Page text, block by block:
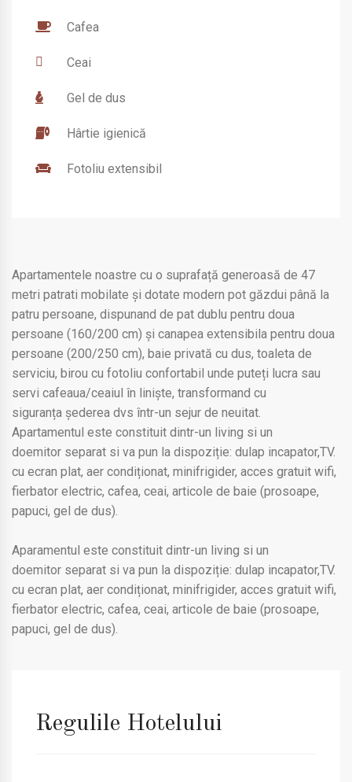
Cafea
Ceai
Gel de dus
Hârtie igienică
Fotoliu extensibil
Apartamentele noastre cu o suprafață generoasă de 47
metri patrati mobilate și dotate modern pot găzdui până la
patru persoane, dispunand de pat dublu pentru doua
persoane (160/200 cm) și canapea extensibila pentru doua
persoane (200/250 cm), baie privată cu dus, toaleta de
serviciu, birou cu fotoliu confortabil unde puteți lucra sau
servi cafeaua/ceaiul în liniște, transformand cu
siguranța șederea dvs într-un sejur de neuitat.
Apartamentul este constituit dintr-un living si un
doemitor separat si va pun la dispoziție: dulap incapator,TV.
cu ecran plat, aer condiționat, minifrigider, acces gratuit wifi,
fierbator electric, cafea, ceai, articole de baie (prosoape,
papuci, gel de dus).
Aparamentul este constituit dintr-un living si un
doemitor separat si va pun la dispoziție: dulap incapator,TV.
cu ecran plat, aer condiționat, minifrigider, acces gratuit wifi,
fierbator electric, cafea, ceai, articole de baie (prosoape,
papuci, gel de dus).
Regulile Hotelului